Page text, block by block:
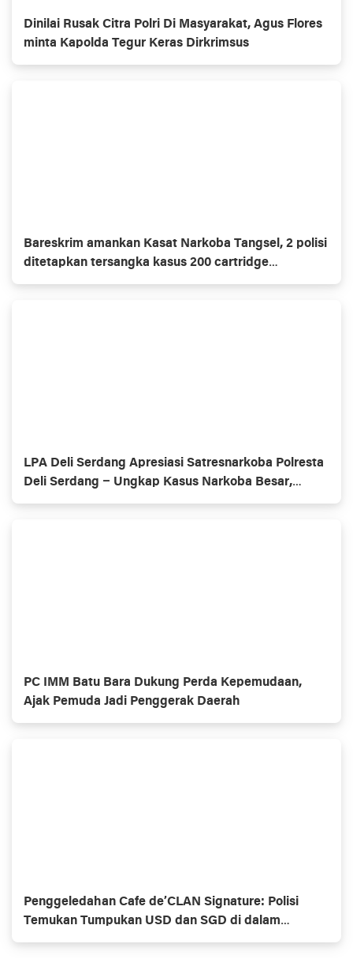
Dinilai Rusak Citra Polri Di Masyarakat, Agus Flores
minta Kapolda Tegur Keras Dirkrimsus
Bareskrim amankan Kasat Narkoba Tangsel, 2 polisi
ditetapkan tersangka kasus 200 cartridge
etomidate
LPA Deli Serdang Apresiasi Satresnarkoba Polresta
Deli Serdang – Ungkap Kasus Narkoba Besar,
Selamatkan 250 Ribu Jiwa
PC IMM Batu Bara Dukung Perda Kepemudaan,
Ajak Pemuda Jadi Penggerak Daerah
Penggeledahan Cafe de’CLAN Signature: Polisi
Temukan Tumpukan USD dan SGD di dalam
Brankas Rahasia